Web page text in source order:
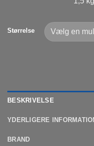
Størrelse
BESKRIVELSE
YDERLIGERE
BRAND